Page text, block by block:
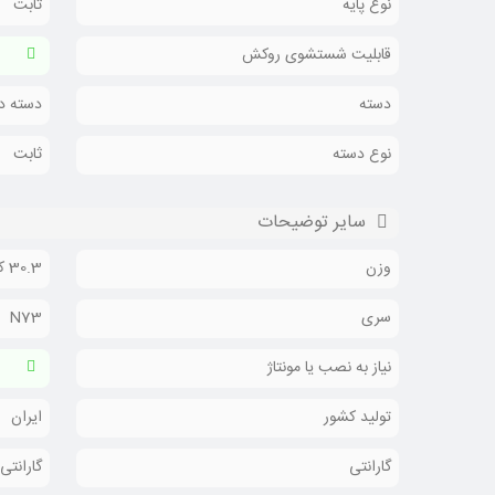
نوع پایه
ثابت
قابلیت شستشوی روکش
دسته
دسته
نوع دسته
ثابت
سایر توضیحات
وزن
30.3 کیلوگرم
سری
N73
نیاز به نصب یا مونتاژ
تولید کشور
ایران
گارانتی
گارانتی 36 ماهه